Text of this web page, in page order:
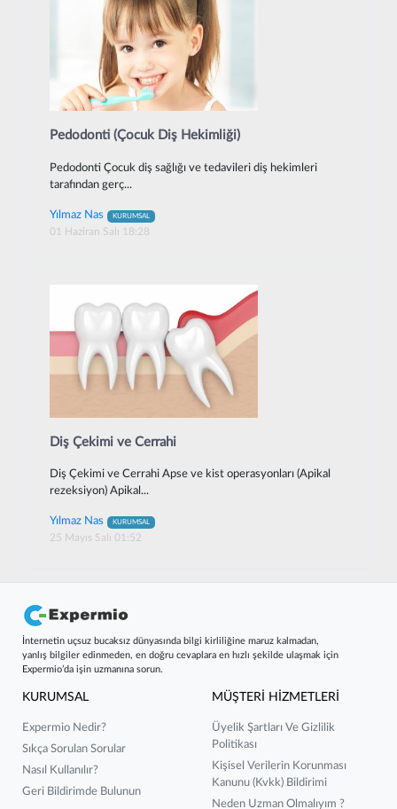
Pedodonti (Çocuk Diş Hekimliği)
Pedodonti Çocuk diş sağlığı ve tedavileri diş hekimleri
tarafından gerç...
Yılmaz Nas KURUMSAL
01 Haziran Salı 18:28
Diş Çekimi ve Cerrahi
Diş Çekimi ve Cerrahi Apse ve kist operasyonları (Apikal
rezeksiyon) Apikal...
Yılmaz Nas KURUMSAL
25 Mayıs Salı 01:52
İnternetin uçsuz bucaksız dünyasında bilgi kirliliğine maruz kalmadan,
yanlış bilgiler edinmeden, en doğru cevaplara en hızlı şekilde ulaşmak için
Expermio’da işin uzmanına sorun.
KURUMSAL
Expermio Nedir?
Sıkça Sorulan Sorular
Nasıl Kullanılır?
Geri Bildirimde Bulunun
MÜŞTERİ HİZMETLERİ
Üyelik Şartları Ve Gizlilik
Politikası
Kişisel Verilerin Korunması
Kanunu (kvkk) Bildirimi
Neden Uzman Olmalıyım ?